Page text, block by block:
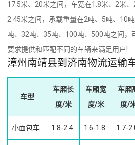
17.5米、20米之间，车宽在1.8米、2米、
2.45米之间，承载重量在2吨、5吨、10
吨、32吨、35吨、100吨、500吨之间，
要求提供和匹配不同的车辆来满足用户!
漳州南靖县到济南物流运输
车型
车厢长
度/米
车厢宽
度/米
车厢
度/
小面包车 1.8-2.4 1.6-1.8 1.7-